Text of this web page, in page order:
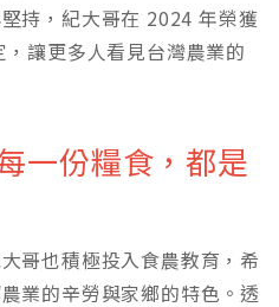
持，紀大哥在 2024 年榮獲
讓更多人看見台灣農業的
一份糧食，都是
哥也積極投入食農教育，希
業的辛勞與家鄉的特色。透